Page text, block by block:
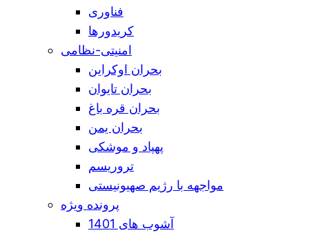
فناوری
کریدورها
امنیتی-نظامی
بحران اوکراین
بحران تایوان
بحران قره باغ
بحران یمن
پهپاد و موشکی
تروریسم
مواجهه با رژیم صهیونیستی
پرونده ویژه
آشوب های 1401